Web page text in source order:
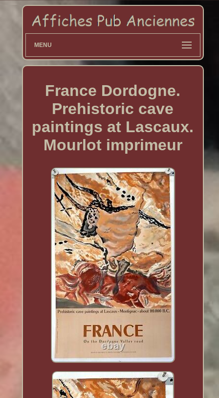
MENU
France Dordogne.
Prehistoric cave
paintings at Lascaux.
Mourlot imprimeur